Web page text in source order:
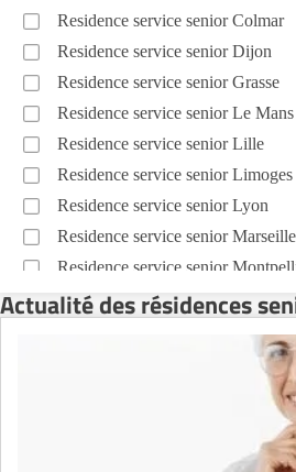
Residence service senior Colmar
Residence service senior Dijon
Residence service senior Grasse
Residence service senior Le Mans
Residence service senior Lille
Residence service senior Limoges
Residence service senior Lyon
Residence service senior Marseille
Residence service senior
Residence service senior
Residence service senior Nîmes
Residence service senior Orléans
Residence service senior
Residence service senior Rennes
Actualité des résidences